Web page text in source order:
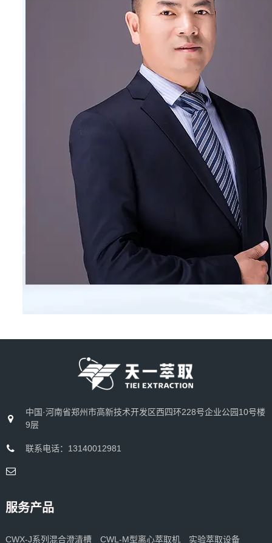
中国·河南省郑州市高新技术开发区西四环228号企业公园10号楼
9层
联系电话：13140012981
服务产品
CWX-J系列混合澄清槽 CWL-M型离心萃取机 实验萃取设备